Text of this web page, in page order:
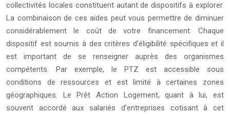
collectivités locales constituent autant de dispositifs à explorer.
La combinaison de ces aides peut vous permettre de diminuer
considérablement le coût de votre financement. Chaque
dispositif est soumis à des critères d’éligibilité spécifiques et il
est important de se renseigner auprès des organismes
compétents. Par exemple, le PTZ est accessible sous
conditions de ressources et est limité à certaines zones
géographiques. Le Prêt Action Logement, quant à lui, est
souvent accordé aux salariés d’entreprises cotisant à cet